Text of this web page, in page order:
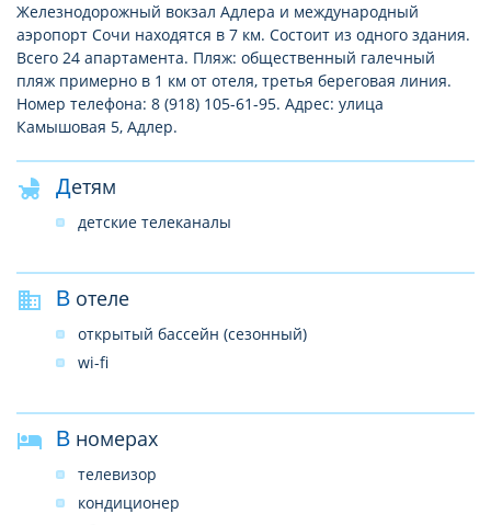
Железнодорожный вокзал Адлера и международный
аэропорт Сочи находятся в 7 км. Состоит из одного здания.
Всего 24 апартамента. Пляж: общественный галечный
пляж примерно в 1 км от отеля, третья береговая линия.
Номер телефона: 8 (918) 105-61-95. Адрес: улица
Камышовая 5, Адлер.
Детям
детские телеканалы
В отеле
открытый бассейн (сезонный)
wi-fi
В номерах
телевизор
кондиционер